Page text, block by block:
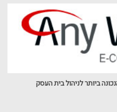
ביותר לניהול בית העסק